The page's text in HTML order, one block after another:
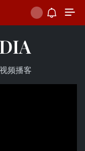
频播客